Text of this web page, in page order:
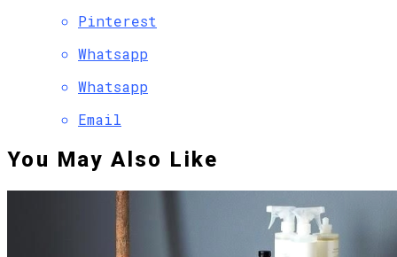
Pinterest
Whatsapp
Whatsapp
Email
You May Also Like